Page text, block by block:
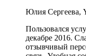
Юлия Сергеева,
Пользовался
декабре 2016.
отзывчивый